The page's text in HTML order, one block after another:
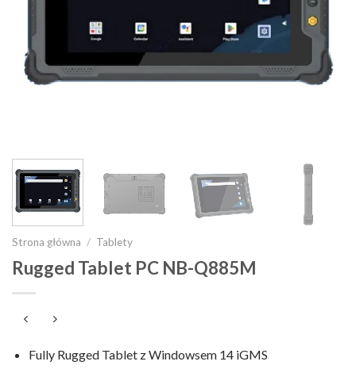
Strona główna / Tablety
Rugged Tablet PC NB-Q885M
Fully Rugged Tablet z Windowsem 14 iGMS